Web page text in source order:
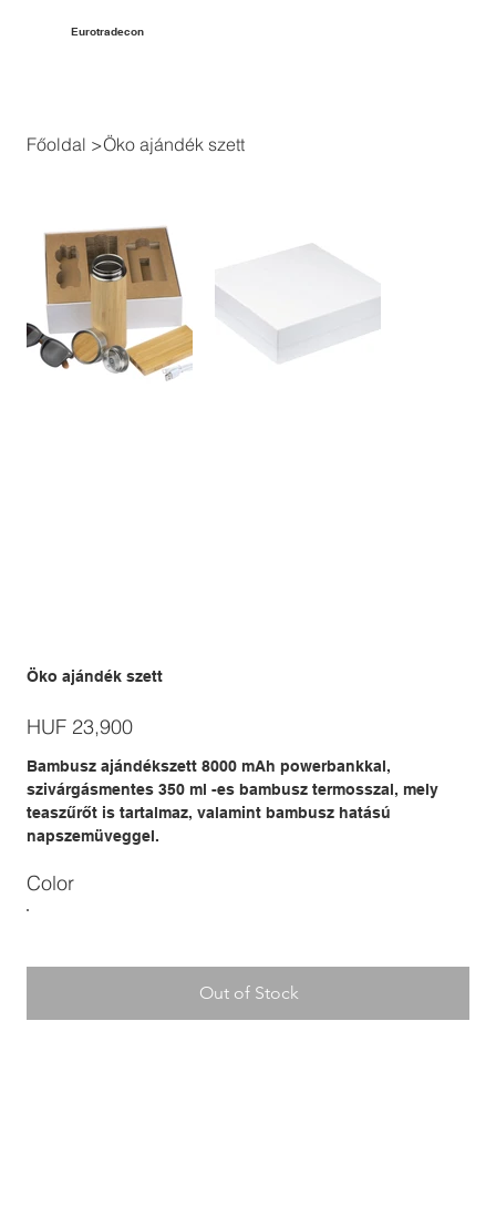
Eurotradecon
Főoldal >Öko ajándék szett
Öko ajándék szett
Price
HUF 23,900
Bambusz ajándékszett 8000 mAh powerbankkal,
szivárgásmentes 350 ml -es bambusz termosszal, mely
teaszűrőt is tartalmaz, valamint bambusz hatású
napszemüveggel.
Color
Out of Stock